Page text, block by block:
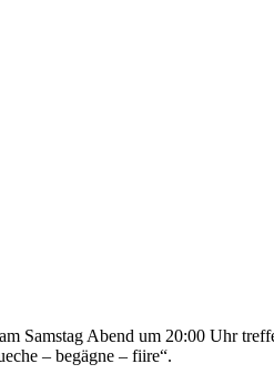
Samstag Abend um 20:00 Uhr
– begägne – fiire“.